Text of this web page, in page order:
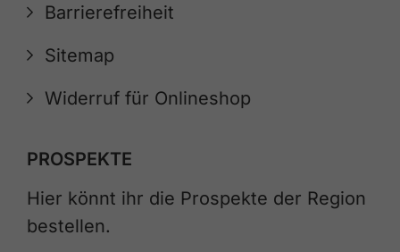
Barrierefreiheit
Sitemap
Widerruf für Onlineshop
PROSPEKTE
Hier könnt ihr die Prospekte der Region
bestellen.